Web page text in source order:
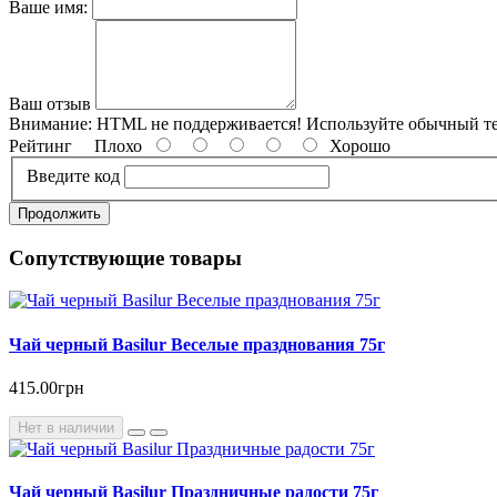
Ваше имя:
Ваш отзыв
Внимание: HTML не поддерживается! Используйте обычный
Рейтинг Плохо
Хорошо
Введите код
Продолжить
Сопутствующие товары
Чай черный Basilur Веселые празднования 75г
415.00грн
Нет в наличии
Чай черный Basilur Праздничные радости 75г